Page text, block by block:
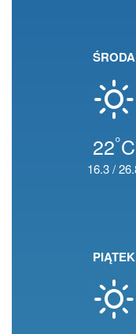
ŚRODA
22°C
16.3/
PIĄTEK